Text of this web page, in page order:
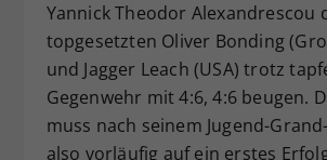
Yannick Theodor Alexandrescou
topgesetzten Oliver Bonding
und Jagger Leach (USA) trotz
Gegenwehr mit 4:6, 4:6 beugen.
muss nach seinem Jugend-
also vorläufig auf ein erstes